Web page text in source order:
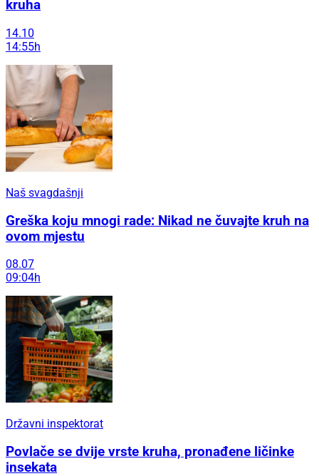
kruha
14.10
14:55h
Naš svagdašnji
Greška koju mnogi rade: Nikad ne čuvajte kruh na
ovom mjestu
08.07
09:04h
Državni inspektorat
Povlače se dvije vrste kruha, pronađene ličinke
insekata